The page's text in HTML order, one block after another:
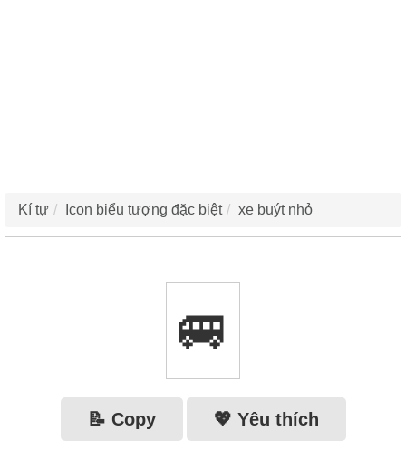
Kí tự Icon biểu tượng đặc biệt xe buýt nhỏ
🚐
📝 Copy 💖 Yêu thích